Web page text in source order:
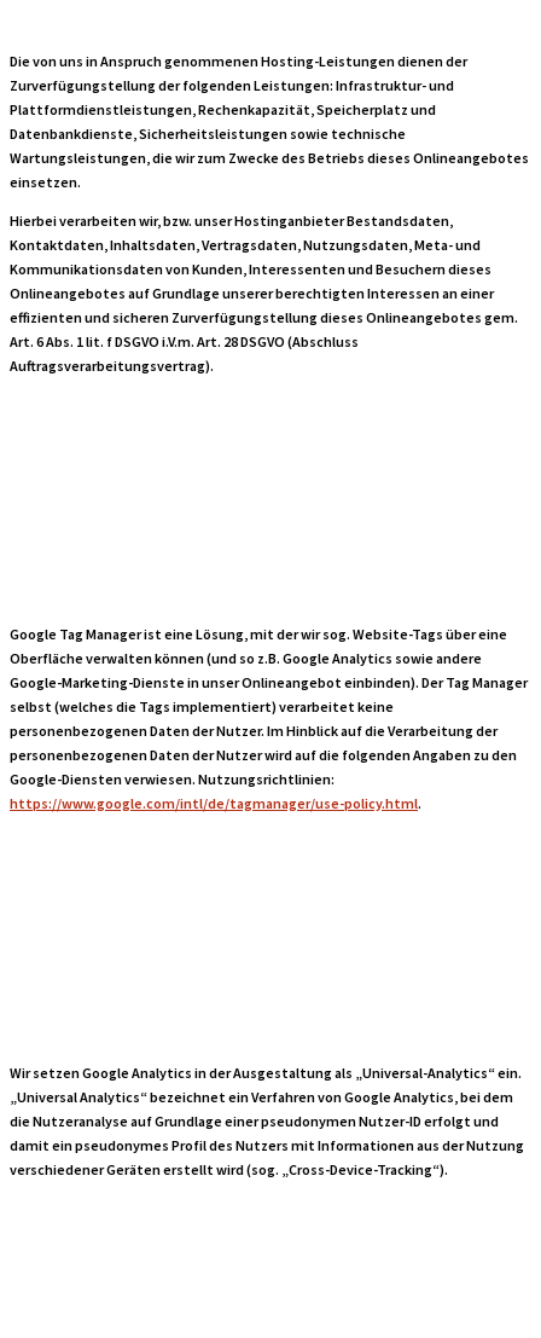
Die von uns in Anspruch genommenen Hosting-Leistungen dienen der
Zurverfügungstellung der folgenden Leistungen: Infrastruktur- und
Plattformdienstleistungen, Rechenkapazität, Speicherplatz und
Datenbankdienste, Sicherheitsleistungen sowie technische
Wartungsleistungen, die wir zum Zwecke des Betriebs dieses Onlineangebotes
einsetzen.
Hierbei verarbeiten wir, bzw. unser Hostinganbieter Bestandsdaten,
Kontaktdaten, Inhaltsdaten, Vertragsdaten, Nutzungsdaten, Meta- und
Kommunikationsdaten von Kunden, Interessenten und Besuchern dieses
Onlineangebotes auf Grundlage unserer berechtigten Interessen an einer
effizienten und sicheren Zurverfügungstellung dieses Onlineangebotes gem.
Art. 6 Abs. 1 lit. f DSGVO i.V.m. Art. 28 DSGVO (Abschluss
Auftragsverarbeitungsvertrag).
Google Tag Manager ist eine Lösung, mit der wir sog. Website-Tags über eine
Oberfläche verwalten können (und so z.B. Google Analytics sowie andere
Google-Marketing-Dienste in unser Onlineangebot einbinden). Der Tag Manager
selbst (welches die Tags implementiert) verarbeitet keine
personenbezogenen Daten der Nutzer. Im Hinblick auf die Verarbeitung der
personenbezogenen Daten der Nutzer wird auf die folgenden Angaben zu den
Google-Diensten verwiesen. Nutzungsrichtlinien:
https://www.google.com/intl/de/tagmanager/use-policy.html.
Wir setzen Google Analytics in der Ausgestaltung als „Universal-Analytics“ ein.
„Universal Analytics“ bezeichnet ein Verfahren von Google Analytics, bei dem
die Nutzeranalyse auf Grundlage einer pseudonymen Nutzer-ID erfolgt und
damit ein pseudonymes Profil des Nutzers mit Informationen aus der Nutzung
verschiedener Geräten erstellt wird (sog. „Cross-Device-Tracking“).